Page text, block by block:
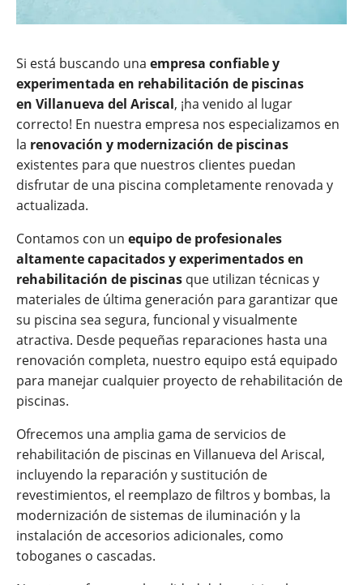
Si está buscando una empresa confiable y
experimentada en rehabilitación de piscinas
en Villanueva del Ariscal, ¡ha venido al lugar
correcto! En nuestra empresa nos especializamos en
la renovación y modernización de piscinas
existentes para que nuestros clientes puedan
disfrutar de una piscina completamente renovada y
actualizada.
Contamos con un equipo de profesionales
altamente capacitados y experimentados en
rehabilitación de piscinas que utilizan técnicas y
materiales de última generación para garantizar que
su piscina sea segura, funcional y visualmente
atractiva. Desde pequeñas reparaciones hasta una
renovación completa, nuestro equipo está equipado
para manejar cualquier proyecto de rehabilitación de
piscinas.
Ofrecemos una amplia gama de servicios de
rehabilitación de piscinas en Villanueva del Ariscal,
incluyendo la reparación y sustitución de
revestimientos, el reemplazo de filtros y bombas, la
modernización de sistemas de iluminación y la
instalación de accesorios adicionales, como
toboganes o cascadas.